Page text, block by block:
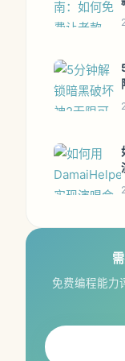
免费编程能力